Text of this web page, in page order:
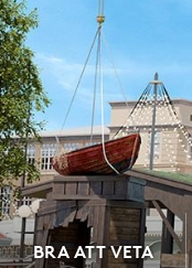
BRA ATT VETA